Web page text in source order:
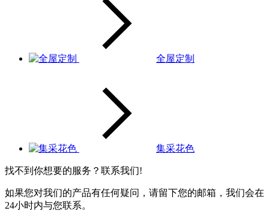
全屋定制
集采花色
找不到你想要的服务？联系我们!
如果您对我们的产品有任何疑问，请留下您的邮箱，我们会在
24小时内与您联系。